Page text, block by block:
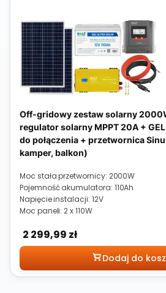
Off-gridowy zestaw solarny
regulator solarny MPPT 20A +
do połączenia + przetwornica
kamper, balkon)
Moc stała przetwornicy: 2000W
Pojemność akumulatora: 110Ah
Napięcie instalacji: 12V
Moc paneli: 2 x 110W
Cena
2 299,99 zł
Dodaj do